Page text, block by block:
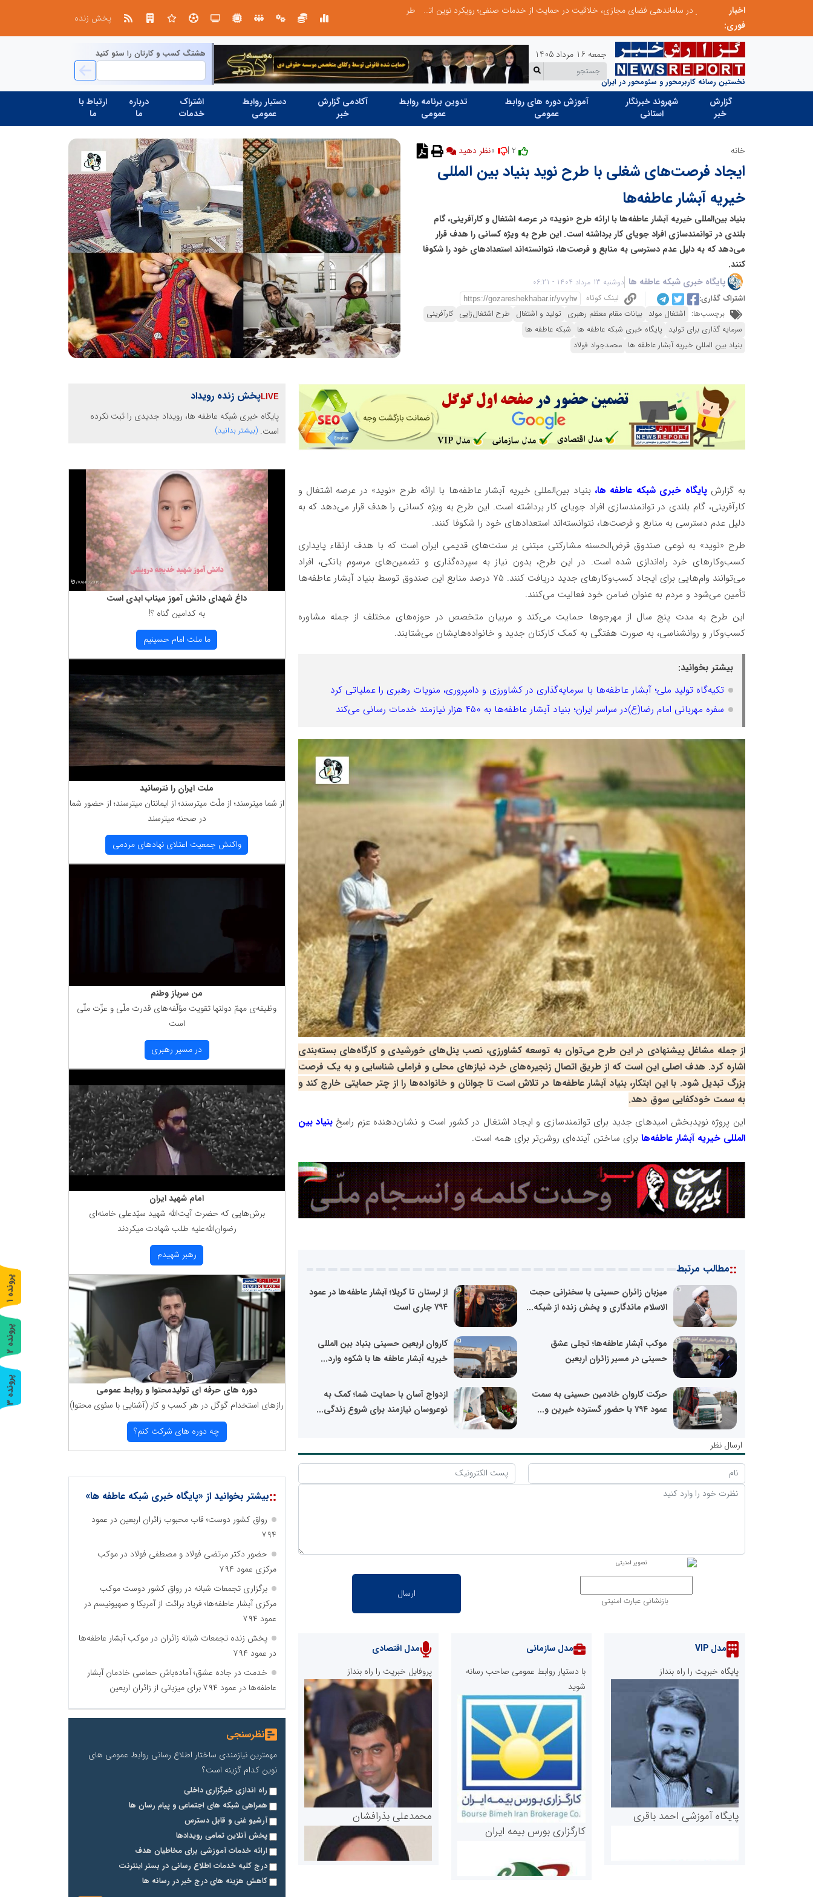
اخبار
فوری:
طرحواره های فعال شده در پساجنگ؛ هشدار دکتر یاراحمد: مراقب اخبار زرد و واکنش های هیجانی باشید
پخش زنده
نخستین رسانه کاربرمحور و سئومحور در ایران
جمعه 16 مرداد 1405 هشتگ کسب و کارتان را سئو کنید
گزارش
خبر
شهروند خبرنگار
استانی
آموزش دوره های روابط
عمومی
تدوین برنامه روابط
عمومی
آکادمی گزارش
خبر
دستیار روابط
عمومی
اشتراک
خدمات
درباره
ما
ارتباط با
ما
خانه
ایجاد فرصت‌های شغلی با طرح نوید بنیاد بین المللی
خیریه آبشار عاطفه‌ها
بنیاد بین‌المللی خیریه آبشار عاطفه‌ها با ارائه طرح «نوید» در عرصه اشتغال و کارآفرینی، گام
بلندی در توانمندسازی افراد جویای کار برداشته است. این طرح به ویژه کسانی را هدف قرار
می‌دهد که به دلیل عدم دسترسی به منابع و فرصت‌ها، نتوانسته‌اند استعدادهای خود را شکوفا
کنند.
پایگاه خبری شبکه عاطفه ها دوشنبه 13 مرداد 1404 - 06:21
اشتراک گذاری:
لینک کوتاه
برچسب‌ها: اشتغال مولد بیانات مقام معظم رهبری تولید و اشتغال طرح‌ اشتغال‌زایی کارآفرینی
سرمایه گذاری برای تولید پایگاه خبری شبکه عاطفه ها شبکه عاطفه ها
بنیاد بین المللی خیریه آبشار عاطفه ها محمدجواد فولاد
به گزارشپایگاه خبری شبکه عاطفه ها، بنیاد بین‌المللی خیریه آبشار عاطفه‌ها با ارائه طرح «نوید» در عرصه اشتغال و
کارآفرینی، گام بلندی در توانمندسازی افراد جویای کار برداشته است. این طرح به ویژه کسانی را هدف قرار می‌دهد که به
دلیل عدم دسترسی به منابع و فرصت‌ها، نتوانسته‌اند استعدادهای خود را شکوفا کنند.
طرح «نوید» به نوعی صندوق قرض‌الحسنه مشارکتی مبتنی بر سنت‌های قدیمی ایران است که با هدف ارتقاء پایداری
کسب‌وکارهای خرد راه‌اندازی شده است. در این طرح، بدون نیاز به سپرده‌گذاری و تضمین‌های مرسوم بانکی، افراد
می‌توانند وام‌هایی برای ایجاد کسب‌وکارهای جدید دریافت کنند. 75 درصد منابع این صندوق توسط بنیاد آبشار عاطفه‌ها
تأمین می‌شود و مردم به عنوان ضامن خود فعالیت می‌کنند.
این طرح به مدت پنج سال از مهرجوها حمایت می‌کند و مربیان متخصص در حوزه‌های مختلف از جمله مشاوره
کسب‌وکار و روانشناسی، به صورت هفتگی به کمک کارکنان جدید و خانواده‌هایشان می‌شتابند.
بیشتر بخوانید:
تکیه‌گاه تولید ملی؛ آبشار عاطفه‌ها با سرمایه‌گذاری در کشاورزی و دامپروری، منویات رهبری را عملیاتی کرد
سفره مهربانی امام رضا(ع)در سراسر ایران؛ بنیاد آبشار عاطفه‌ها به ۴۵۰ هزار نیازمند خدمات رسانی می‌کند
از جمله مشاغل پیشنهادی در این طرح می‌توان به توسعه کشاورزی، نصب پنل‌های خورشیدی و کارگاه‌های بسته‌بندی
اشاره کرد. هدف اصلی این است که از طریق اتصال زنجیره‌های خرد، نیازهای محلی و فراملی شناسایی و به یک فرصت
بزرگ تبدیل شود. با این ابتکار، بنیاد آبشار عاطفه‌ها در تلاش است تا جوانان و خانواده‌ها را از چتر حمایتی خارج کند و
به سمت خودکفایی سوق دهد.
این پروژه نویدبخش امیدهای جدید برای توانمندسازی و ایجاد اشتغال در کشور است و نشان‌دهنده عزم راسخ بنیاد بین
المللی خیریه آبشار عاطفه‌ها برای ساختن آینده‌ای روشن‌تر برای همه است.
::مطالب مرتبط
میزبان زائران حسینی با سخنرانی حجت
الاسلام ماندگاری و پخش زنده از شبکه...
از لرستان تا کربلا؛ آبشار عاطفه‌ها در عمود
۷۹۴ جاری است
موکب آبشار عاطفه‌ها؛ تجلی عشق
حسینی در مسیر زائران اربعین
کاروان اربعین حسینی بنیاد بین المللی
خیریه آبشار عاطفه ها با شکوه وارد...
حرکت کاروان خادمین حسینی به سمت
عمود ۷۹۴ با حضور گسترده خیرین و...
ازدواج آسان با حمایت شما؛ کمک به
نوعروسان نیازمند برای شروع زندگی...
ارسال نظر
بازنشانی عبارت امنیتی
مدل VIP
پایگاه خبریت را راه بنداز
پایگاه آموزشی احمد باقری
مدل سازمانی
با دستیار روابط عمومی صاحب رسانه
شوید
کارگزاری بورس بیمه ایران
مدل اقتصادی
پروفایل خبریت را راه بنداز
محمدعلی بذرافشان
پخش زنده رویداد
پایگاه خبری شبکه عاطفه ها، رویداد جدیدی را ثبت نکرده
است. (بیشتر بدانید)
داغ شهدای دانش آموز میناب ابدی است
به كدامین گناه ؟!
ما ملت امام حسینیم
ملت ایران را نترسانید
از شما میترسند؛ از ملّت میترسند؛ از ایمانتان میترسند؛ از حضور شما
در صحنه میترسند
واكنش جمعیت اعتلای نهادهای مردمی
من سرباز وطنم
وظیفه‌ی مهمّ دولتها تقویت مؤلّفه‌های قدرت ملّی و عزّت ملّی
است
در مسیر رهبری
امام شهید ایران
برش‌هایی كه حضرت آیت‌الله شهید سیّدعلی خامنه‌ای
رضوان‌الله‌علیه طلب شهادت میكردند
رهبر شهیدم
دوره های حرفه ای تولیدمحتوا و روابط عمومی
رازهای استخدام گوگل در هر كسب و كار (آشنایی با سئوی محتوا)
چه دوره های شركت كنم؟
::بیشتر بخوانید از «پایگاه خبری شبکه عاطفه ها»
رواق کشور دوست؛ قاب محبوب زائران اربعین در عمود
۷۹۴
حضور دکتر مرتضی فولاد و مصطفی فولاد در موکب
مرکزی عمود ۷۹۴
برگزاری تجمعات شبانه در رواق کشور دوست موکب
مرکزی آبشار عاطفه‌ها؛ فریاد برائت از آمریکا و صهیونیسم در
عمود ۷۹۴
پخش زنده تجمعات شبانه زائران در موکب آبشار عاطفه‌ها
در عمود ۷۹۴
خدمت در جاده عشق؛ آماده‌باش حماسی خادمان آبشار
عاطفه‌ها در عمود ۷۹۴ برای میزبانی از زائران اربعین
نظرسنجی
مهمترین نیازمندی ساختار اطلاع رسانی روابط عمومی های
نوین کدام گزینه است؟
راه اندازی خبرگزاری داخلی
همراهی شبکه های اجتماعی و پیام رسان ها
آرشیو غنی و قابل دسترس
پخش آنلاین تمامی رویدادها
ارائه خدمات آموزشی برای مخاطیان هدف
درج کلیه خدمات اطلاع رسانی در بستر اینترنت
کاهش هزینه های درج خبر در رسانه ها
پ
ر
و
ن
د
ه
1
پ
ر
و
ن
د
ه
2
پ
ر
و
ن
د
ه
3